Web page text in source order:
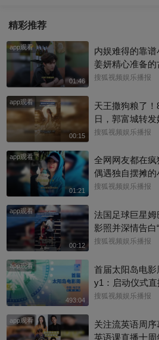
精彩推荐
app观看
01:46
内娱难得的靠
姜妍精心准备
做PDF菜单，标
中餐厅这个暖
搜狐视频娱乐播报
app观看
00:15
天王撒狗粮了
日，郭富城转
福：“祝老婆生
甜蜜幸福~
搜狐视频娱乐播报
app观看
01:21
全网网友都在
偶遇独自摆摊
全部小羊，全程
包，是她照顾
待，善意又体面
圈粉～@星同事
搜狐视频娱乐播报
app观看
00:12
法国足球巨星
影照并深情告白
unny day. 有你
西托，出演《
狐体育 @搜狐跑
搜狐视频娱乐播报
app观看
493:04
首届太阳岛电
y1：启动仪式直
搜狐视频娱乐播报
app观看
关注流英语周
英语课直播十周